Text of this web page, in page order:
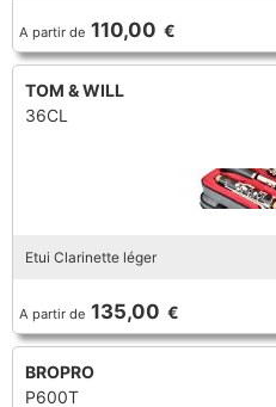
A partir de 110,00 €
TOM & WILL
36CL
Etui Clarinette léger
A partir de 135,00 €
BROPRO
P600T